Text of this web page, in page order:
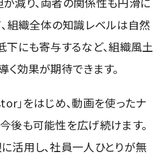
、組織全体の知識レベルは自然
下にも寄与するなど、組織風土
く効果が期待できます。
」をはじめ、動画を使ったナ
後も可能性を広げ続けます。
活用し、社員一人ひとりが無